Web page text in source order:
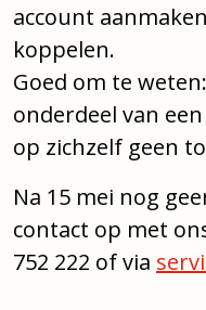
account
koppelen.
Goed om te
onderdeel van
op zichzelf geen
Na 15 mei nog
contact op met
752 222 of via